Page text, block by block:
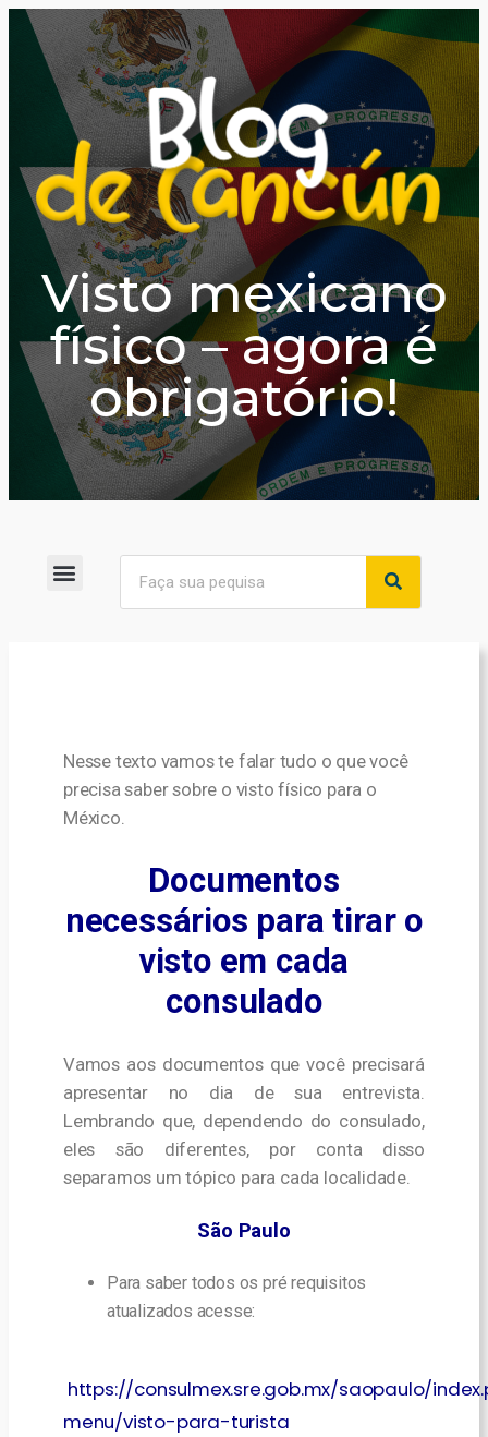
Visto mexicano
físico – agora é
obrigatório!
Nesse texto vamos te falar tudo o que você
precisa saber sobre o visto físico para o
México.
Documentos
necessários para tirar o
visto em cada
consulado
Vamos aos documentos que você precisará
apresentar no dia de sua entrevista.
Lembrando que, dependendo do consulado,
eles são diferentes, por conta disso
separamos um tópico para cada localidade.
São Paulo
Para saber todos os pré requisitos
atualizados acesse:
https://consulmex.sre.gob.mx/saopaulo/
menu/visto-para-turista